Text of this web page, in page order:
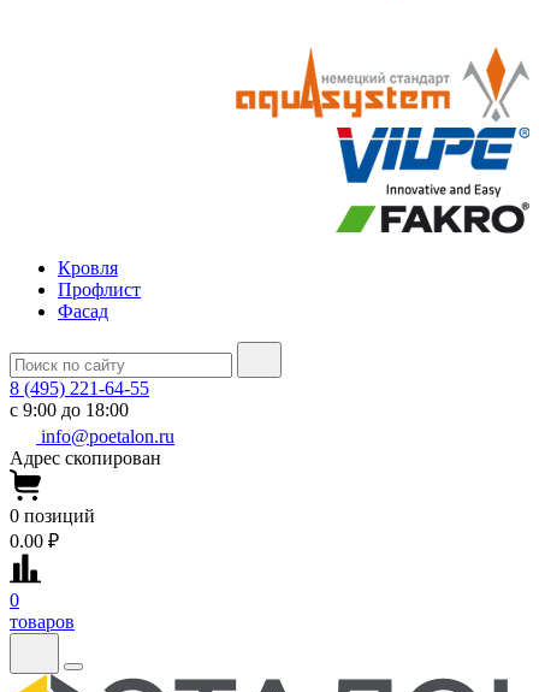
Кровля
Профлист
Фасад
8 (495) 221-64-55
с 9:00 до 18:00
info@poetalon.ru
Адрес скопирован
0 позиций
0.00 ₽
0
товаров